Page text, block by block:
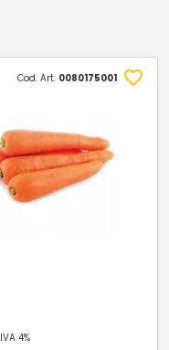
Cod. Art. 0080175001
IVA 4%